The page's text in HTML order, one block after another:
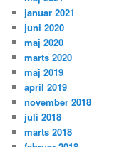
januar 2021
juni 2020
maj 2020
marts 2020
maj 2019
april 2019
november 2018
juli 2018
marts 2018